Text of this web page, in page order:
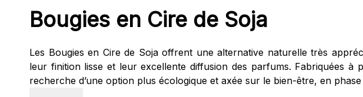
Bougies en Cire de Soja
Les Bougies en Cire de Soja offrent une alternative naturelle très
leur finition lisse et leur excellente diffusion des parfums. Fabriquées à
recherche d’une option plus écologique et axée sur le bien-être, en